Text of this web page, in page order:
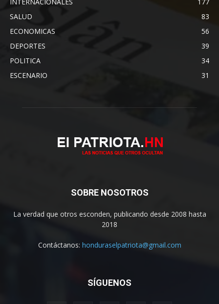
INTERNACIONALES
177
SALUD
83
ECONOMICAS
56
DEPORTES
39
POLITICA
34
ESCENARIO
31
SOBRE NOSOTROS
La verdad que otros esconden, publicando desde 2008 hasta
2018
Contáctanos: honduraselpatriota@gmail.com
SÍGUENOS